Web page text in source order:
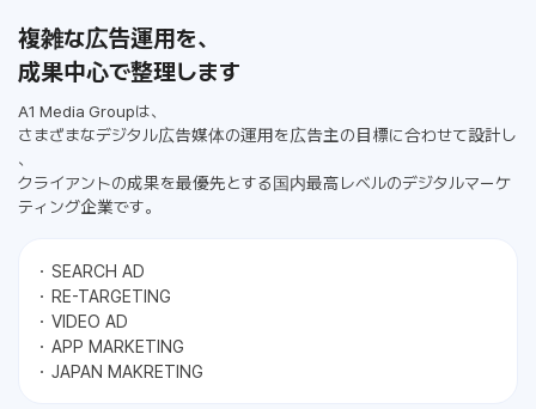
複雑な広告運用を、
成果中心で整理します
A1 Media Groupは、
さまざまなデジタル広告媒体の運用を広告主の目標に合わせて設計し
、
クライアントの成果を最優先とする国内最高レベルのデジタルマーケ
ティング企業です。
SEARCH AD
RE-TARGETING
VIDEO AD
APP MARKETING
JAPAN MAKRETING